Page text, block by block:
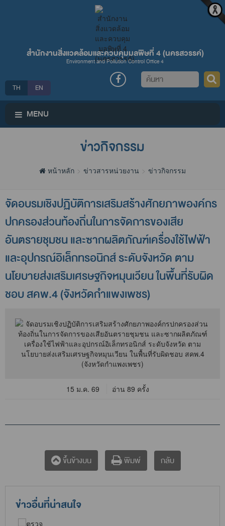
สำนักงานสิ่งแวดล้อมและควบคุมมลพิษที่ 4 (นครสวรรค์)
Environment and Pollution Control Office 4
TH EN
ค้นหา
MENU
ข่าวกิจกรรม
หน้าหลัก ข่าวสารหน่วยงาน ข่าวกิจกรรม
จัดอบรมเชิงปฏิบัติการเสริมสร้างศักยภาพองค์กร
ปกครองส่วนท้องถิ่นในการจัดการของเสีย
อันตรายชุมชน และซากผลิตภัณฑ์เครื่องใช้ไฟฟ้า
และอุปกรณ์อิเล็กทรอนิกส์ ระดับจังหวัด ตาม
นโยบายส่งเสริมเศรษฐกิจหมุนเวียน ในพื้นที่รับผิด
ชอบ สคพ.4 (จังหวัดกำแพงเพชร)
15 ม.ค. 69 อ่าน 89 ครั้ง
ขึ้นข้างบน พิมพ์ กลับ
ข่าวอื่นที่น่าสนใจ